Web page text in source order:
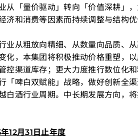
从「量价驱动」转向「价值深耕」
济和消费等因素而持续调整与结构
业从粗放向精细、从数量向品质、
化，本集团将积极推动价格重塑，
控渠道库存；更大力度推行数位化
「啤白双赋能」战略，做好创新全
白酒行业周期。中长期发展方向，
12月31日止年度